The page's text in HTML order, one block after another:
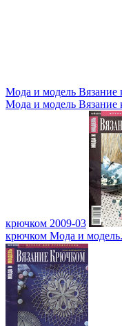
Мода и модель Вязание
Мода и модель
крючком 2009-03
крючком Мода и